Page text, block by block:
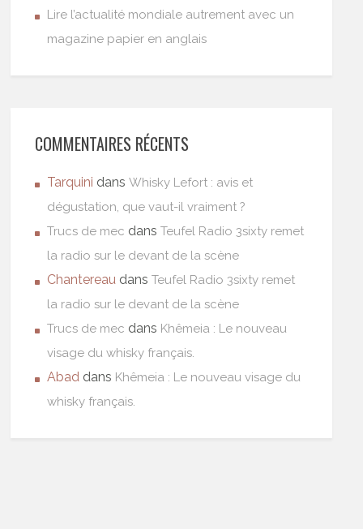
Lire l’actualité mondiale autrement avec un
magazine papier en anglais
COMMENTAIRES RÉCENTS
Tarquini dansWhisky Lefort : avis et
dégustation, que vaut-il vraiment ?
Trucs de mec dansTeufel Radio 3sixty remet
la radio sur le devant de la scène
Chantereau dansTeufel Radio 3sixty remet
la radio sur le devant de la scène
Trucs de mec dans Khêmeia : Le nouveau
visage du whisky français.
Abad dans Khêmeia : Le nouveau visage du
whisky français.